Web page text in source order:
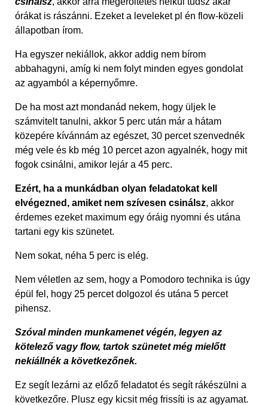
órákat is rászánni. Ezeket a leveleket pl én flow-közeli
állapotban írom.
Ha egyszer nekiállok, akkor addig nem bírom
abbahagyni, amíg ki nem folyt minden egyes gondolat
az agyamból a képernyőmre.
De ha most azt mondanád nekem, hogy üljek le
számvitelt tanulni, akkor 5 perc után már a hátam
közepére kívánnám az egészet, 30 percet szenvednék
még vele és kb még 10 percet azon agyalnék, hogy mit
fogok csinálni, amikor lejár a 45 perc.
Ezért, ha a munkádban olyan feladatokat kell
elvégezned, amiket nem szívesen csinálsz, akkor
érdemes ezeket maximum egy óráig nyomni és utána
tartani egy kis szünetet.
Nem sokat, néha 5 perc is elég.
Nem véletlen az sem, hogy a Pomodoro technika is úgy
épül fel, hogy 25 percet dolgozol és utána 5 percet
pihensz.
Szóval minden munkamenet végén, legyen az
kötelező vagy flow, tartok szünetet még mielőtt
nekiállnék a következőnek.
Ez segít lezárni az előző feladatot és segít rákészülni a
következőre. Plusz egy kicsit még frissíti is az agyamat.